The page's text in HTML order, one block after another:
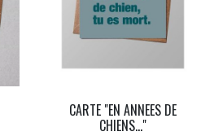
CARTE "EN ANNEES DE
CHIENS..."